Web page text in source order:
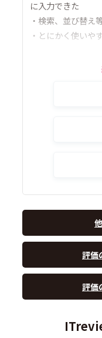
に入力できた
・検索、並び替え
・とにかく使いや
評価
評価